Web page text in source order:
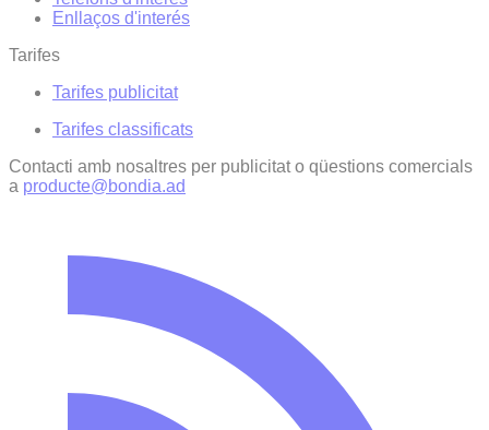
Enllaços d'interés
Tarifes
Tarifes publicitat
Tarifes classificats
Contacti amb nosaltres per publicitat o qüestions comercials
a producte@bondia.ad